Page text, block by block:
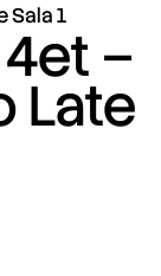
Sala 1
–
Late